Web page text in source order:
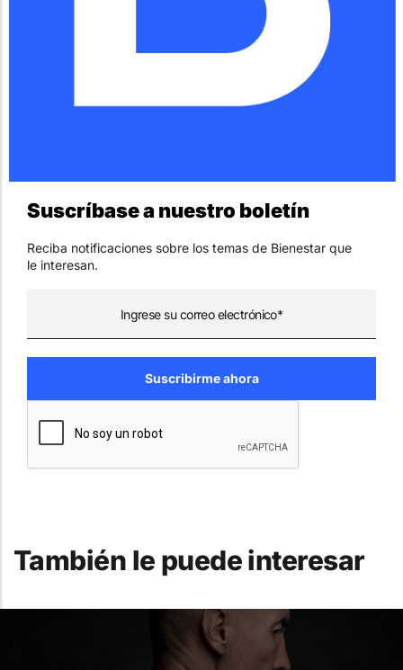
Suscríbase a nuestro boletín
Reciba notificaciones sobre los temas de Bienestar que
le interesan.
También le puede interesar